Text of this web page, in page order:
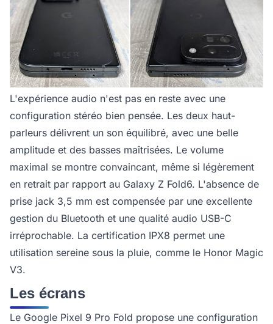
L'expérience audio n'est pas en reste avec une
configuration stéréo bien pensée. Les deux haut-
parleurs délivrent un son équilibré, avec une belle
amplitude et des basses maîtrisées. Le volume
maximal se montre convaincant, même si légèrement
en retrait par rapport au Galaxy Z Fold6. L'absence de
prise jack 3,5 mm est compensée par une excellente
gestion du Bluetooth et une qualité audio USB-C
irréprochable. La certification IPX8 permet une
utilisation sereine sous la pluie, comme le Honor Magic
V3.
Les écrans
Le Google Pixel 9 Pro Fold propose une configuration